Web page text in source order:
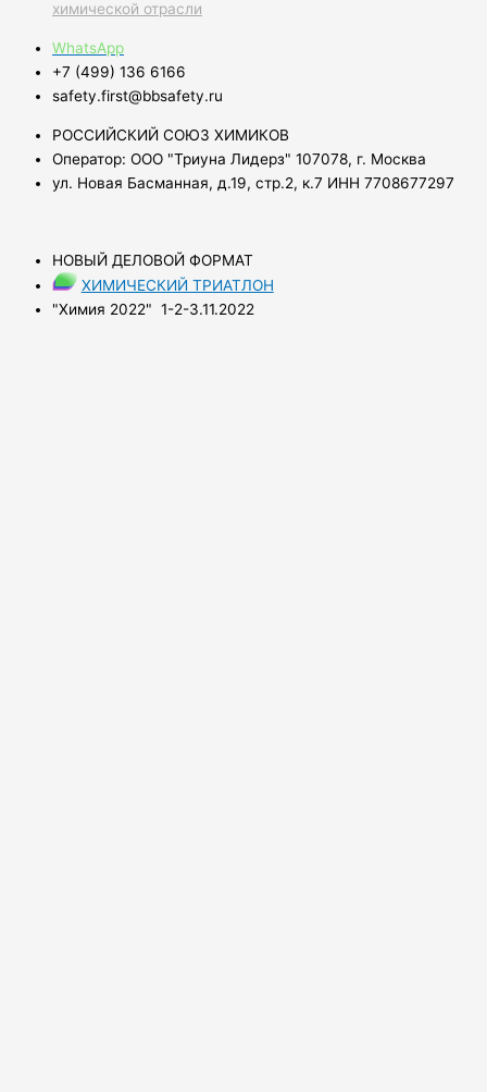
химической отрасли
WhatsApp
+7 (499) 136 6166
safety.first@bbsafety.ru
РОССИЙСКИЙ СОЮЗ ХИМИКОВ
Оператор: ООО "Триуна Лидерз" 107078, г. Москва
ул. Новая Басманная, д.19, стр.2, к.7 ИНН 7708677297
НОВЫЙ ДЕЛОВОЙ ФОРМАТ
ХИМИЧЕСКИЙ ТРИАТЛОН
"Химия 2022" 1-2-3.11.2022